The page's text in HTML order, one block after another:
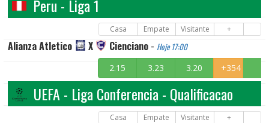
Peru - Liga 1
Casa Empate Visitante +
Alianza Atletico X Cienciano - Hoje 17:00
2.15 3.23 3.20 +354
UEFA - Liga Conferencia - Qualificacao
Casa Empate Visitante +